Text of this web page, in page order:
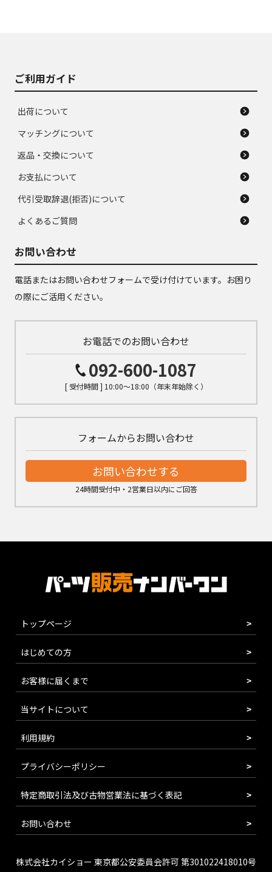
ご利用ガイド
出荷について
マッチングについて
返品・交換について
お支払について
代引受取辞退(拒否)について
よくあるご質問
お問い合わせ
電話またはお問い合わせフォームで受け付けています。お困り
の際にご活用ください。
お電話でのお問い合わせ
092-600-1087
[ 受付時間 ] 10:00～18:00（年末年始除く）
フォームからお問い合わせ
お問い合わせする
24時間受付中・2営業日以内にご回答
トップページ
はじめての方
お客様に届くまで
当サイトについて
利用規約
プライバシーポリシー
特定商取引法及び古物営業法に基づく表記
お問い合わせ
株式会社カイショー 東京都公安委員会許可 第301022418010号